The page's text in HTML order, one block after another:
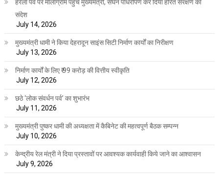
हरेला पर्व पर मालाग्राम पहुंचे मुख्यमंत्री, सघन पौधरोपण कर दिया हरित संरक्षण का
संदेश
July 14, 2026
मुख्यमंत्री धामी ने किया देहरादून साइंस सिटी निर्माण कार्यों का निरीक्षण
July 13, 2026
निर्माण कार्यों के लिए ₹ 99 करोड़ की वित्तीय स्वीकृति
July 12, 2026
छठे ‘लोक संवर्धन पर्व’ का शुभारंभ
July 11, 2026
मुख्यमंत्री पुष्कर धामी की अध्यक्षता में कैबिनेट की महत्वपूर्ण बैठक सम्पन्न
July 10, 2026
केन्द्रीय रेल मंत्री ने दिया प्रस्तावों पर आवश्यक कार्यवाही किये जाने का आश्वासन
July 9, 2026